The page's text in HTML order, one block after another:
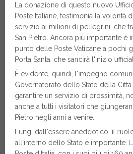
La donazione di questo nuovo
Poste Italiane, testimonia la volontà
servizio ai milioni di pellegrini, che
San Pietro. Ancora più importante è
punto delle Poste Vaticane a pochi
Porta Santa, che sancirà l'inizio
È evidente, quindi, l'impegno
Governatorato dello Stato della
garantire un servizio di prossimità,
anche a tutti i visitatori che
Pietro negli anni a venire.
Lungi dall'essere aneddotico, il
all'interno dello Stato è importante.